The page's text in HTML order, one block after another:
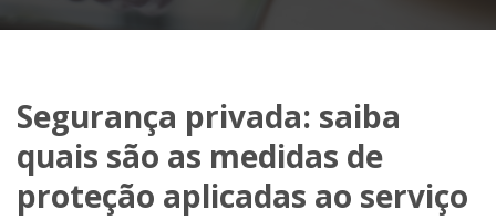
Segurança privada: saiba
quais são as medidas de
proteção aplicadas ao serviço